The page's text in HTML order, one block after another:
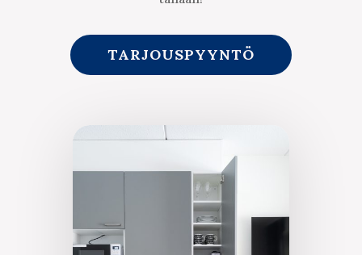
TARJOUSPYYNTÖ